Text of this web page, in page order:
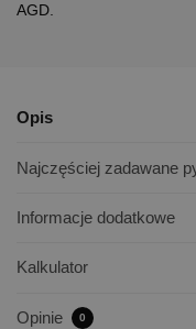
AGD.
Opis
Najczęściej zadawane
Informacje dodatkowe
Kalkulator
Opinie 0